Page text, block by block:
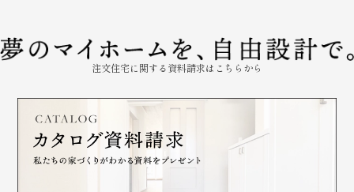
注文住宅に関する資料請求はこちらから